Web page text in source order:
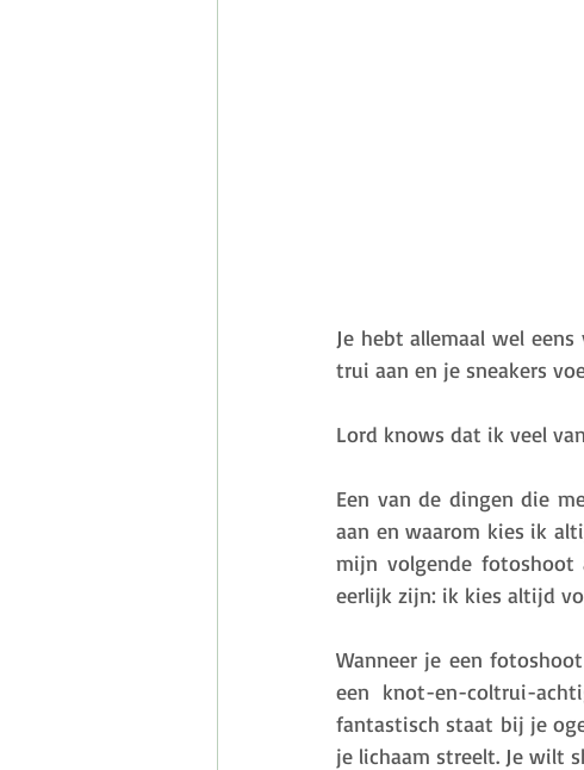
Je hebt allemaal wel
trui aan en je sneakers
Lord knows dat ik veel
Een van de dingen die
aan en waarom kies ik
mijn volgende fotoshoot
eerlijk zijn: ik kies altijd
Wanneer je een
een knot-en-coltrui-
fantastisch staat bij je
je lichaam streelt. Je wilt